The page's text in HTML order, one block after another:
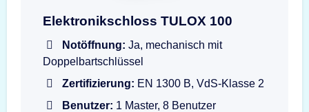
Darstellung der Eingabeeinheit TULOX 100
Elektronikschloss TULOX 100
Notöffnung: Ja, mechanisch mit
Doppelbartschlüssel
Zertifizierung: EN 1300 B, VdS-Klasse 2
Benutzer: 1 Master, 8 Benutzer